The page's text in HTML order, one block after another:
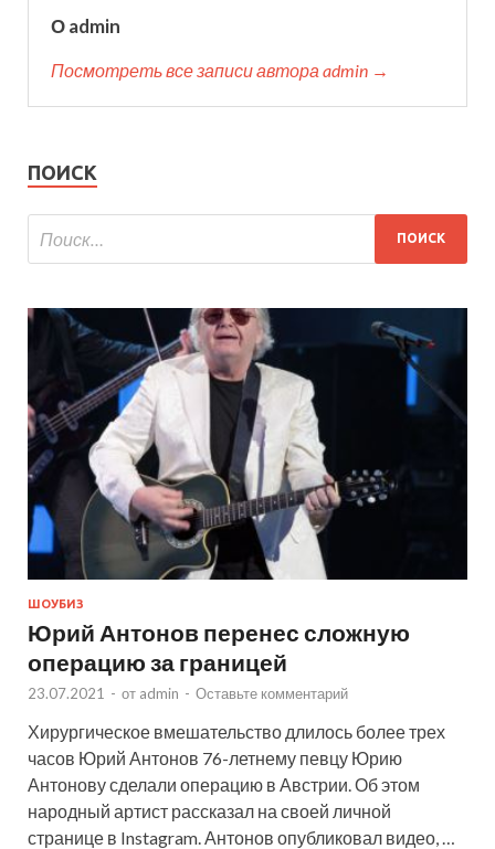
О admin
Посмотреть все записи автора admin →
ПОИСК
ШОУБИЗ
Юрий Антонов перенес сложную
операцию за границей
23.07.2021 - от admin - Оставьте комментарий
Хирургическое вмешательство длилось более трех
часов Юрий Антонов 76-летнему певцу Юрию
Антонову сделали операцию в Австрии. Об этом
народный артист рассказал на своей личной
странице в Instagram. Антонов опубликовал видео, …